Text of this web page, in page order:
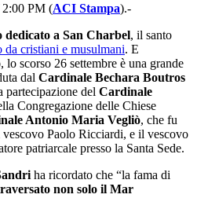
2:00 PM (ACI Stampa).-
dedicato a San Charbel, il santo
da cristiani e musulmani. E
lo scorso 26 settembre è una grande
dal Cardinale Bechara Boutros
partecipazione del Cardinale
Congregazione delle Chiese
Antonio Maria Vegliò, che fu
Paolo Ricciardi, e il vescovo
patriarcale presso la Santa Sede.
ha ricordato che “la fama di
non solo il Mar